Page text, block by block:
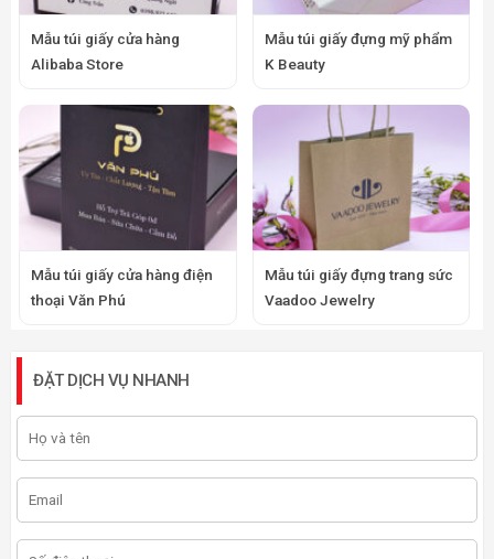
Mẫu túi giấy cửa hàng
Alibaba Store
Mẫu túi giấy đựng mỹ phẩm
K Beauty
Mẫu túi giấy cửa hàng điện
thoại Văn Phú
Mẫu túi giấy đựng trang sức
Vaadoo Jewelry
ĐẶT DỊCH VỤ NHANH